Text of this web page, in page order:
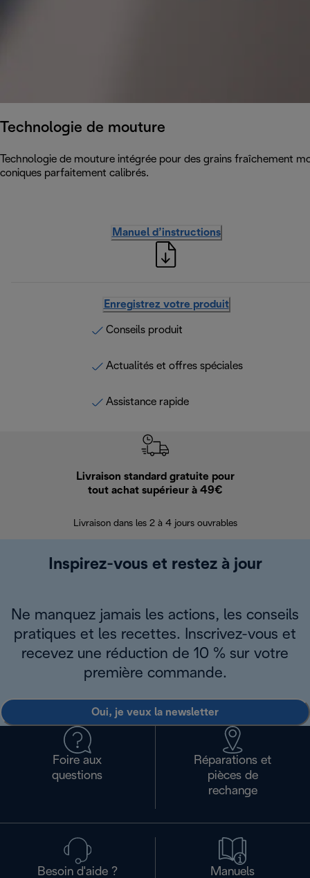
Technologie de mouture
Technologie de mouture intégrée pour des grains fraîchement
coniques parfaitement calibrés.
Manuel d’instructions
Enregistrez votre produit
Conseils produit
Actualités et offres spéciales
Assistance rapide
Livraison standard gratuite pour
tout achat supérieur à 49€
Livraison dans les 2 à 4 jours ouvrables
Inspirez-vous et restez à jour
Ne manquez jamais les actions, les conseils
pratiques et les recettes. Inscrivez-vous et
recevez une réduction de 10 % sur votre
première commande.
Oui, je veux la newsletter
Foire aux
questions
Réparations et
pièces de
rechange
Besoin d'aide ? Manuels